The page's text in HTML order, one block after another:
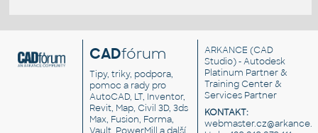
CADfórum
Tipy, triky, podpora,
pomoc a rady pro
AutoCAD, LT, Inventor,
Revit, Map, Civil 3D, 3ds
Max, Fusion, Forma,
ARKANCE (CAD
Studio) - Autodesk
Platinum Partner &
Training Center &
Services Partner
KONTAKT: